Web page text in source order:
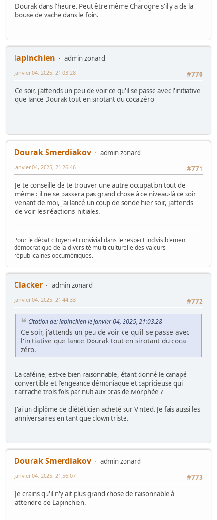
Dourak dans l'heure. Peut être même Charogne s'il y a de la
bouse de vache dans le foin.
lapinchien
admin zonard
#770
Janvier 04, 2025, 21:03:28
Ce soir, j'attends un peu de voir ce qu'il se passe avec l'initiative
que lance Dourak tout en sirotant du coca zéro.
Dourak Smerdiakov
admin zonard
#771
Janvier 04, 2025, 21:26:46
Je te conseille de te trouver une autre occupation tout de
même : il ne se passera pas grand chose à ce niveau-là ce soir
venant de moi, j'ai lancé un coup de sonde hier soir, j'attends
de voir les réactions initiales.
Pour le débat citoyen et convivial dans le respect indivisiblement
démocratique de la diversité multi-culturelle des valeurs
républicaines oecuméniques.
Clacker
admin zonard
#772
Janvier 04, 2025, 21:44:33
Citation de: lapinchien le Janvier 04, 2025, 21:03:28
Ce soir, j'attends un peu de voir ce qu'il se passe avec
l'initiative que lance Dourak tout en sirotant du coca
zéro.
La caféine, est-ce bien raisonnable, étant donné le canapé
convertible et l'engeance démoniaque et capricieuse qui
t'arrache trois fois par nuit aux bras de Morphée ?
J'ai un diplôme de diététicien acheté sur Vinted. Je fais aussi les
anniversaires en tant que clown triste.
Dourak Smerdiakov
admin zonard
#773
Janvier 04, 2025, 21:56:07
Je crains qu'il n'y ait plus grand chose de raisonnable à
attendre de Lapinchien.